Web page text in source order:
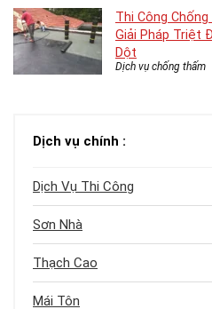
Thi Công
Giải Pháp Triệt
Dột
Dịch vụ chống thấm
Dịch vụ chính :
Dịch Vụ Thi Công
Sơn Nhà
Thạch Cao
Mái Tôn